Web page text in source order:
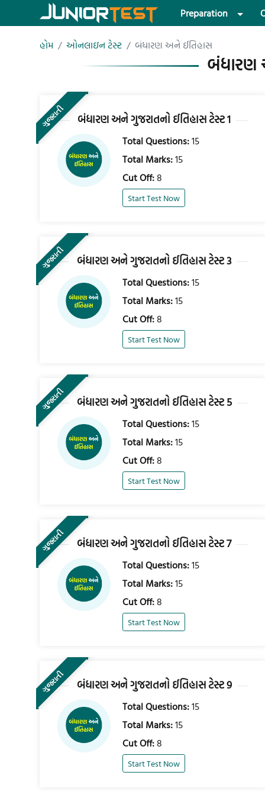
Preparation
હોમ ઓનલાઇન ટેસ્ટ બંધારણ અને ઈતિહાસ
બંધારણ
ગુજરાતી બંધારણ અને ગુજરાતનો ઈતિહાસ ટેસ્ટ 1
Total Questions:15
Total Marks:15
Cut Off:8
Start Test Now
ગુજરાતી બંધારણ અને ગુજરાતનો ઈતિહાસ ટેસ્ટ 3
Total Questions:15
Total Marks:15
Cut Off:8
Start Test Now
ગુજરાતી બંધારણ અને ગુજરાતનો ઈતિહાસ ટેસ્ટ 5
Total Questions:15
Total Marks:15
Cut Off:8
Start Test Now
ગુજરાતી બંધારણ અને ગુજરાતનો ઈતિહાસ ટેસ્ટ 7
Total Questions:15
Total Marks:15
Cut Off:8
Start Test Now
ગુજરાતી બંધારણ અને ગુજરાતનો ઈતિહાસ ટેસ્ટ 9
Total Questions:15
Total Marks:15
Cut Off:8
Start Test Now